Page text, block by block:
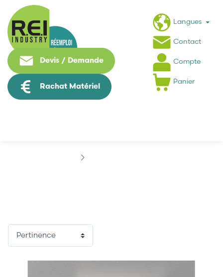
Devis / Demande
Rachat Matériel
Langues
Contact
Compte
Panier